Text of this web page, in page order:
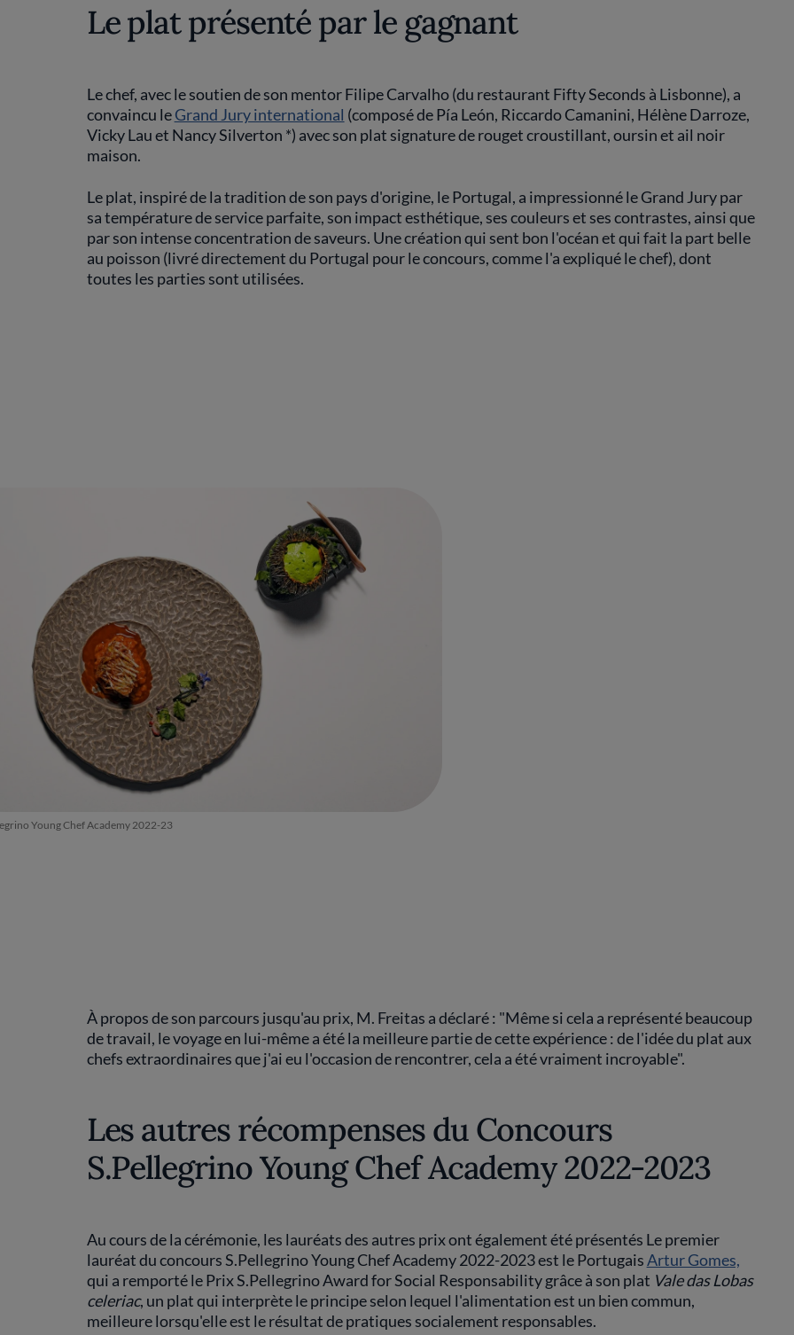
Le plat présenté par le gagnant
Le chef, avec le soutien de son mentor Filipe Carvalho (du restaurant Fifty Seconds à Lisbonne), a
convaincu leGrand Jury international (composé de Pía León, Riccardo Camanini, Hélène Darroze,
Vicky Lau et Nancy Silverton *) avec son plat signature de rouget croustillant, oursin et ail noir
maison.
Le plat, inspiré de la tradition de son pays d'origine, le Portugal, a impressionné le Grand Jury par
sa température de service parfaite, son impact esthétique, ses couleurs et ses contrastes, ainsi que
par son intense concentration de saveurs. Une création qui sent bon l'océan et qui fait la part belle
au poisson (livré directement du Portugal pour le concours, comme l'a expliqué le chef), dont
toutes les parties sont utilisées.
Young Chef Academy 2022-23
À propos de son parcours jusqu'au prix, M. Freitas a déclaré : "Même si cela a représenté beaucoup
de travail, le voyage en lui-même a été la meilleure partie de cette expérience : de l'idée du plat aux
chefs extraordinaires que j'ai eu l'occasion de rencontrer, cela a été vraiment incroyable".
Les autres récompenses du Concours
S.Pellegrino Young Chef Academy 2022-2023
Au cours de la cérémonie, les lauréats des autres prix ont également été présentés Le premier
lauréat du concours S.Pellegrino Young Chef Academy 2022-2023 est le PortugaisArtur Gomes,
qui a remporté le Prix S.Pellegrino Award for Social Responsability grâce à son plat Vale das Lobas
celeriac, un plat qui interprète le principe selon lequel l'alimentation est un bien commun,
meilleure lorsqu'elle est le résultat de pratiques socialement responsables.